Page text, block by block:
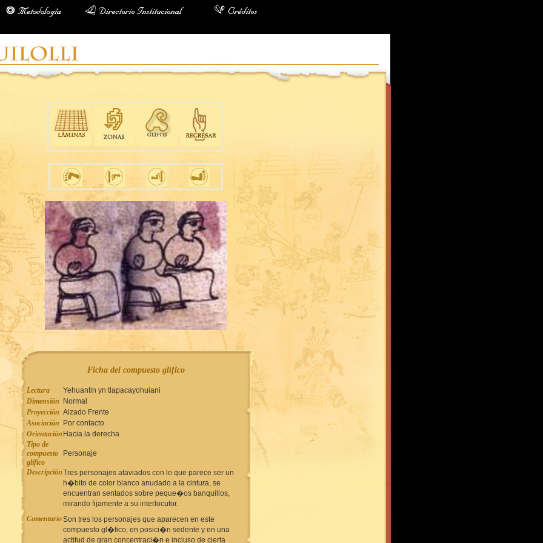
Ficha del compuesto glífico
Lectura
Yehuantin yn tlapacayohuiani
Dimensión
Normal
Proyección Alzado Frente
Asociación
Por contacto
Orientación Hacia la derecha
Tipo de
compuesto
glífico
Personaje
DescripciónTres personajes ataviados con lo que parece ser un
h�bito de color blanco anudado a la cintura, se
encuentran sentados sobre peque�os banquillos,
mirando fijamente a su interlocutor.
ComentarioSon tres los personajes que aparecen en este
compuesto gl�fico, en posici�n sedente y en una
actitud de gran concentraci�n e incluso de cierta